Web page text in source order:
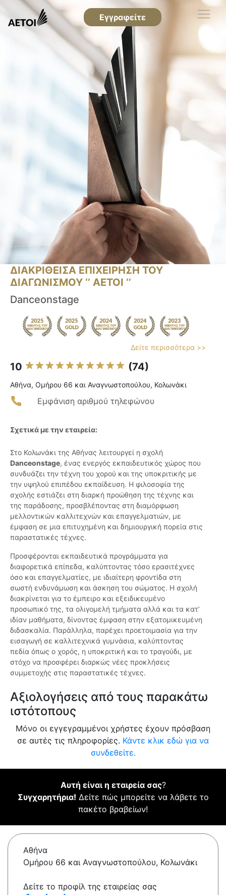
Εγγραφείτε
ΔΙΑΚΡΙΘΕΙΣΑ ΕΠΙΧΕΙΡΗΣΗ ΤΟΥ
ΔΙΑΓΩΝΙΣΜΟΥ ‘’ ΑΕΤΟΙ ‘’
Danceonstage
Δείτε περισσότερα >>
10 (74)
Αθήνα, Ομήρου 66 και Αναγνωστοπούλου, Κολωνάκι
Εμφάνιση αριθμού τηλεφώνου
Σχετικά με την εταιρεία:
Στο Κολωνάκι της Αθήνας λειτουργεί η σχολή
Danceonstage, ένας ενεργός εκπαιδευτικός χώρος που
συνδυάζει την τέχνη του χορού και της υποκριτικής με
την υψηλού επιπέδου εκπαίδευση. Η φιλοσοφία της
σχολής εστιάζει στη διαρκή προώθηση της τέχνης και
της παράδοσης, προσβλέποντας στη διαμόρφωση
μελλοντικών καλλιτεχνών και επαγγελματιών, με
έμφαση σε μια επιτυχημένη και δημιουργική πορεία στις
παραστατικές τέχνες.
Προσφέρονται εκπαιδευτικά προγράμματα για
διαφορετικά επίπεδα, καλύπτοντας τόσο ερασιτέχνες
όσο και επαγγελματίες, με ιδιαίτερη φροντίδα στη
σωστή ενδυνάμωση και άσκηση του σώματος. Η σχολή
διακρίνεται για το έμπειρο και εξειδικευμένο
προσωπικό της, τα ολιγομελή τμήματα αλλά και τα κατ’
ιδίαν μαθήματα, δίνοντας έμφαση στην εξατομικευμένη
διδασκαλία. Παράλληλα, παρέχει προετοιμασία για την
εισαγωγή σε καλλιτεχνικά γυμνάσια, καλύπτοντας
πεδία όπως ο χορός, η υποκριτική και το τραγούδι, με
στόχο να προσφέρει διαρκώς νέες προκλήσεις
συμμετοχής στις παραστατικές τέχνες.
Αξιολογήσεις από τους παρακάτω
ιστότοπους
Μόνο οι εγγεγραμμένοι χρήστες έχουν πρόσβαση
σε αυτές τις πληροφορίες. Κάντε κλικ εδώ για να
συνδεθείτε.
Αυτή είναι η εταιρεία σας?
Συγχαρητήρια! Δείτε πώς μπορείτε να λάβετε το
πακέτο βραβείων!
Αθήνα
Ομήρου 66 και Αναγνωστοπούλου, Κολωνάκι
Δείτε το προφίλ της εταιρείας σας